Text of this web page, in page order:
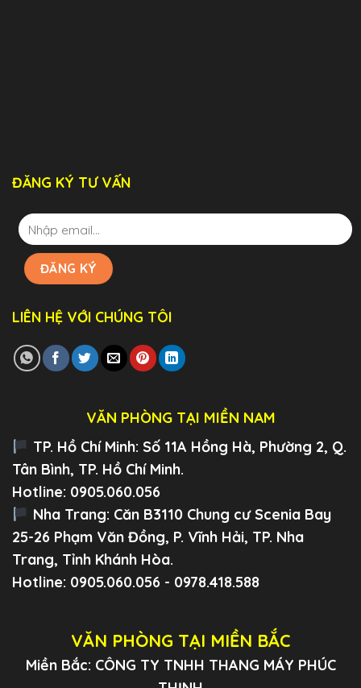
ĐĂNG KÝ TƯ VẤN
LIÊN HỆ VỚI CHÚNG TÔI
VĂN PHÒNG TẠI MIỀN NAM
TP. Hồ Chí Minh: Số 11A Hồng Hà, Phường 2, Q.
Tân Bình, TP. Hồ Chí Minh.
Hotline: 0905.060.056
Nha Trang: Căn B3110 Chung cư Scenia Bay
25-26 Phạm Văn Đồng, P. Vĩnh Hải, TP. Nha
Trang, Tỉnh Khánh Hòa.
Hotline: 0905.060.056 - 0978.418.588
VĂN PHÒNG TẠI MIỀN BẮC
Miền Bắc: CÔNG TY TNHH THANG MÁY PHÚC